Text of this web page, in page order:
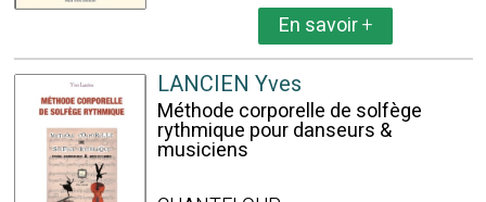
En savoir+
LANCIEN Yves
Méthode corporelle de solfège
rythmique pour danseurs &
musiciens